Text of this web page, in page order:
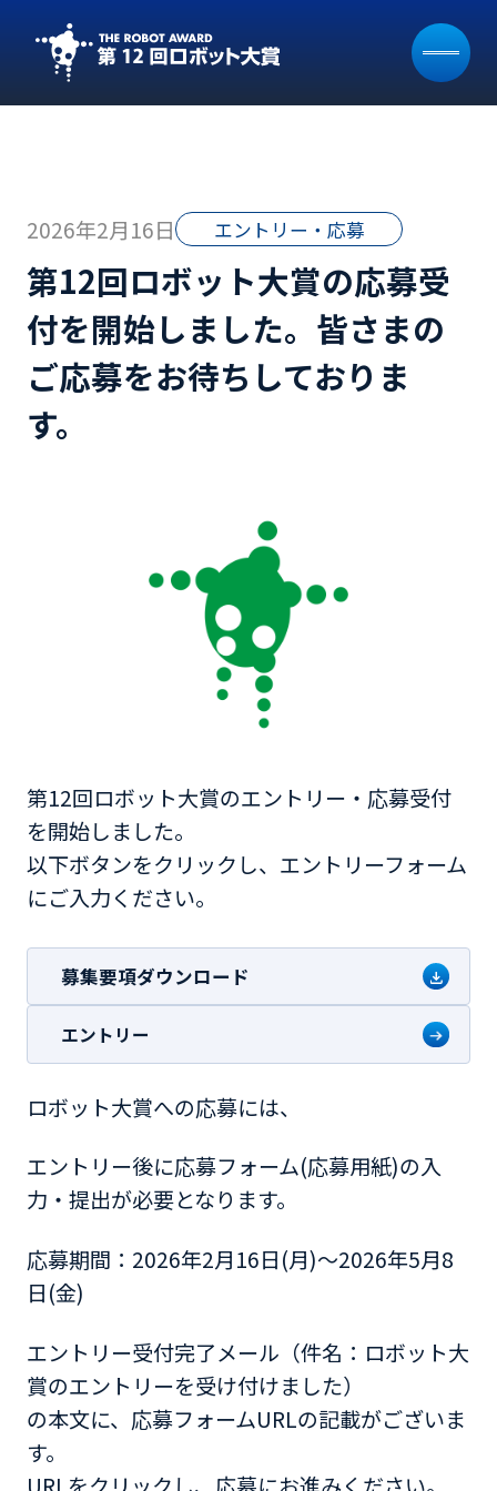
2026年2月16日 エントリー・応募
第12回ロボット大賞の応募受
付を開始しました。皆さまの
ご応募をお待ちしておりま
す。
第12回ロボット大賞のエントリー・応募受付
を開始しました。
以下ボタンをクリックし、エントリーフォーム
にご入力ください。
募集要項ダウンロード
エントリー
ロボット大賞への応募には、
エントリー後に応募フォーム(応募用紙)の入
力・提出が必要となります。
応募期間：2026年2月16日(月)～2026年5月8
日(金)
エントリー受付完了メール（件名：ロボット大
賞のエントリーを受け付けました）
の本文に、応募フォームURLの記載がございま
す。
URLをクリックし、応募にお進みください。